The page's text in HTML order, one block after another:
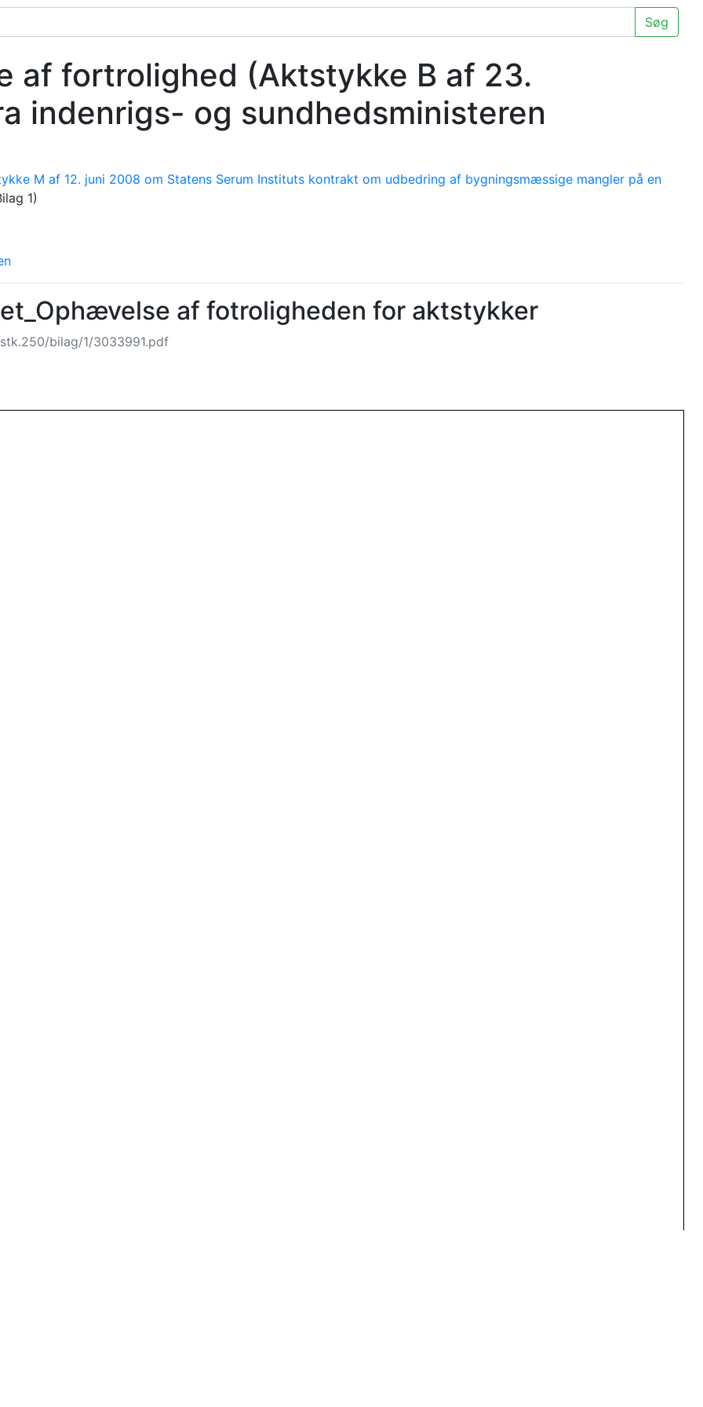
Søg
af fortrolighed (Aktstykke B af 23.
indenrigs- og sundhedsministeren
M af 12. juni 2008 om Statens Serum Instituts kontrakt om udbedring af bygningsmæssige mangler på en
1)
af fotroligheden for aktstykker
bilag/1/3033991.pdf